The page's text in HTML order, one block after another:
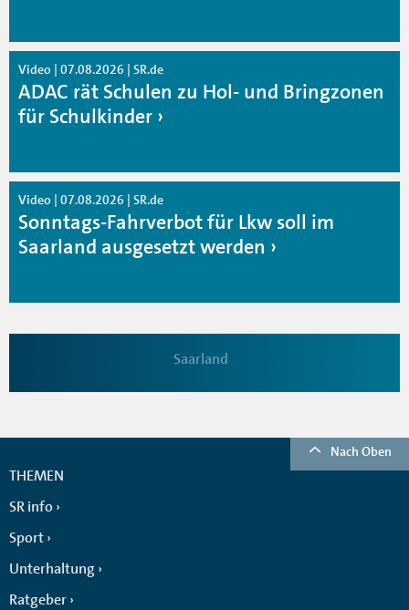
Video | 07.08.2026 | SR.de
ADAC rät Schulen zu Hol- und Bringzonen
für Schulkinder
Video | 07.08.2026 | SR.de
Sonntags-Fahrverbot für Lkw soll im
Saarland ausgesetzt werden
Saarland
Nach Oben
THEMEN
SR info
Sport
Unterhaltung
Ratgeber